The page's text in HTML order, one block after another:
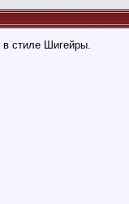
в стиле Шигейры.